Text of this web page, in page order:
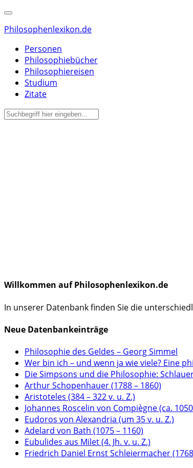
Philosophenlexikon.de
Personen
Philosophiebücher
Philosophiereisen
Studium
Zitate
Willkommen auf Philosophenlexikon.de
In unserer Datenbank finden Sie die
Neue Datenbankeinträge
Philosophie des Geldes – Georg Simmel
Wer bin ich – und wenn ja wie viele? Eine
Die Simpsons und die Philosophie:
Arthur Schopenhauer (1788 – 1860)
Aristoteles (384 – 322 v. u. Z.)
Johannes Roscelin von Compiègne (ca.
Eudoros von Alexandria (um 35 v. u. Z.)
Adelard von Bath (1075 – 1160)
Eubulides aus Milet (4. Jh. v. u. Z.)
Friedrich Daniel Ernst Schleiermacher